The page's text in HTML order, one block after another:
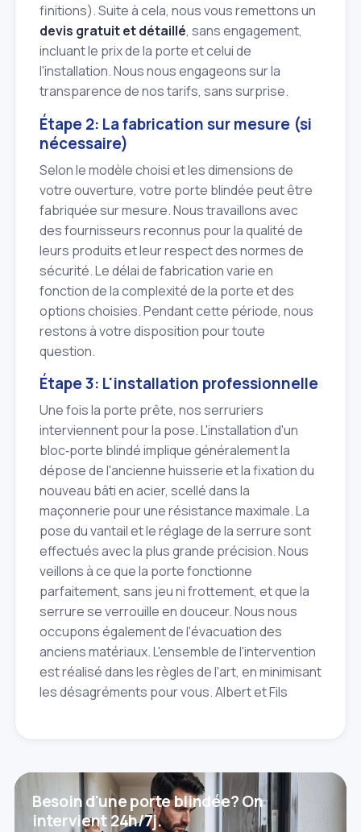
finitions). Suite à cela, nous vous remettons un
devis gratuit et détaillé, sans engagement,
incluant le prix de la porte et celui de
l'installation. Nous nous engageons sur la
transparence de nos tarifs, sans surprise.
Étape 2: La fabrication sur mesure (si
nécessaire)
Selon le modèle choisi et les dimensions de
votre ouverture, votre porte blindée peut être
fabriquée sur mesure. Nous travaillons avec
des fournisseurs reconnus pour la qualité de
leurs produits et leur respect des normes de
sécurité. Le délai de fabrication varie en
fonction de la complexité de la porte et des
options choisies. Pendant cette période, nous
restons à votre disposition pour toute
question.
Étape 3: L'installation professionnelle
Une fois la porte prête, nos serruriers
interviennent pour la pose. L'installation d'un
bloc‑porte blindé implique généralement la
dépose de l'ancienne huisserie et la fixation du
nouveau bâti en acier, scellé dans la
maçonnerie pour une résistance maximale. La
pose du vantail et le réglage de la serrure sont
effectués avec la plus grande précision. Nous
veillons à ce que la porte fonctionne
parfaitement, sans jeu ni frottement, et que la
serrure se verrouille en douceur. Nous nous
occupons également de l'évacuation des
anciens matériaux. L'ensemble de l'intervention
est réalisé dans les règles de l'art, en minimisant
les désagréments pour vous. Albert et Fils
Besoin d'une porte blindée? On
intervient 24h/7j.